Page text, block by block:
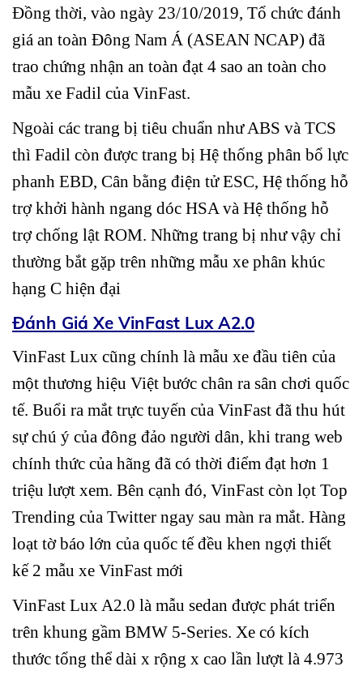
Đồng thời, vào ngày 23/10/2019, Tổ chức đánh
giá an toàn Đông Nam Á (ASEAN NCAP) đã
trao chứng nhận an toàn đạt 4 sao an toàn cho
mẫu xe Fadil của VinFast.
Ngoài các trang bị tiêu chuẩn như ABS và TCS
thì Fadil còn được trang bị Hệ thống phân bổ lực
phanh EBD, Cân bằng điện tử ESC, Hệ thống hỗ
trợ khởi hành ngang dóc HSA và Hệ thống hỗ
trợ chống lật ROM. Những trang bị như vậy chỉ
thường bắt gặp trên những mẫu xe phân khúc
hạng C hiện đại
Đánh Giá Xe VinFast Lux A2.0
VinFast Lux cũng chính là mẫu xe đầu tiên của
một thương hiệu Việt bước chân ra sân chơi quốc
tế. Buổi ra mắt trực tuyến của VinFast đã thu hút
sự chú ý của đông đảo người dân, khi trang web
chính thức của hãng đã có thời điểm đạt hơn 1
triệu lượt xem. Bên cạnh đó, VinFast còn lọt Top
Trending của Twitter ngay sau màn ra mắt. Hàng
loạt tờ báo lớn của quốc tế đều khen ngợi thiết
kế 2 mẫu xe VinFast mới
VinFast Lux A2.0 là mẫu sedan được phát triển
trên khung gầm BMW 5-Series. Xe có kích
thước tổng thể dài x rộng x cao lần lượt là 4.973